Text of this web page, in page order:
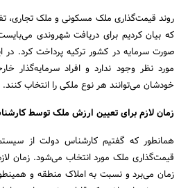
روند قیمت‌گذاری ملک مسکونی و ملک تجاری،
صورت سرمایه در کشور ترکیه پرداخت کرد.
مورد نظر وجود ندارد و افراد
خودشان می‌توانند هر نوع ملکی را انتخاب کنند.
زمان لازم برای تعیین ارزش ملک توسط
همانطور که گفتیم کارشناس دولت از
قیمت‌گذاری ملک مورد انتخاب می‌شود. زمان
زمان می‌برد و نسبت به املاک منطقه و